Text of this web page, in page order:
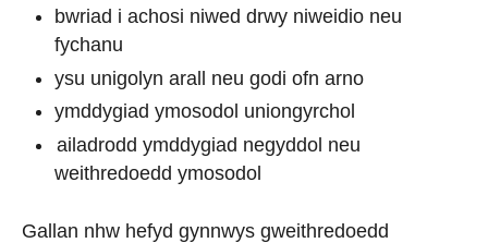
bwriad i achosi niwed drwy niweidio neu
fychanu
ysu unigolyn arall neu godi ofn arno
ymddygiad ymosodol uniongyrchol
ailadrodd ymddygiad negyddol neu
weithredoedd ymosodol
Gallan nhw hefyd gynnwys gweithredoedd